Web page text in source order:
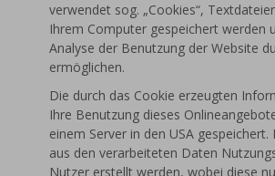
verwendet sog. „Cookies“,
Ihrem Computer gespeichert werden
Analyse der Benutzung der Website
ermöglichen.
Die durch das Cookie erzeugten
Ihre Benutzung dieses
einem Server in den USA gespeichert.
aus den verarbeiteten Daten
Nutzer erstellt werden, wobei diese